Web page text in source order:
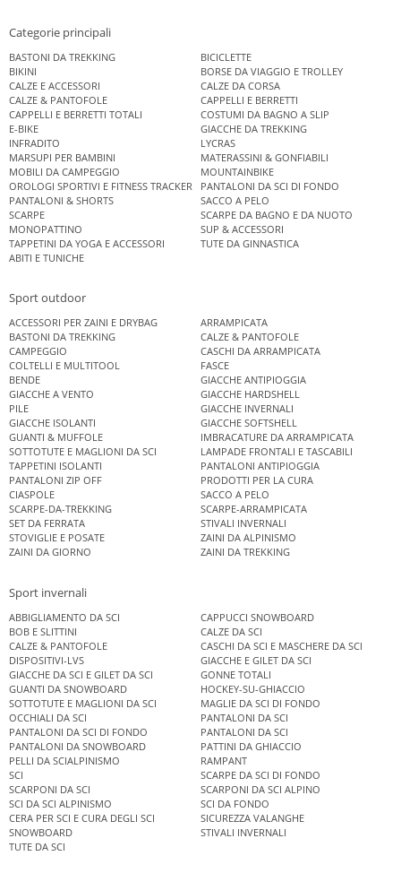
Categorie principali
BASTONI DA TREKKING
BICICLETTE
BIKINI
BORSE DA VIAGGIO E TROLLEY
CALZE E ACCESSORI
CALZE DA CORSA
CALZE & PANTOFOLE
CAPPELLI E BERRETTI
CAPPELLI E BERRETTI TOTALI
COSTUMI DA BAGNO A SLIP
E-BIKE
GIACCHE DA TREKKING
INFRADITO
LYCRAS
MARSUPI PER BAMBINI
MATERASSINI & GONFIABILI
MOBILI DA CAMPEGGIO
MOUNTAINBIKE
OROLOGI SPORTIVI E FITNESS TRACKER
PANTALONI DA SCI DI FONDO
PANTALONI & SHORTS
SACCO A PELO
SCARPE
SCARPE DA BAGNO E DA NUOTO
MONOPATTINO
SUP & ACCESSORI
TAPPETINI DA YOGA E ACCESSORI
TUTE DA GINNASTICA
ABITI E TUNICHE
Sport outdoor
ACCESSORI PER ZAINI E DRYBAG
ARRAMPICATA
BASTONI DA TREKKING
CALZE & PANTOFOLE
CAMPEGGIO
CASCHI DA ARRAMPICATA
COLTELLI E MULTITOOL
FASCE
BENDE
GIACCHE ANTIPIOGGIA
GIACCHE A VENTO
GIACCHE HARDSHELL
PILE
GIACCHE INVERNALI
GIACCHE ISOLANTI
GIACCHE SOFTSHELL
GUANTI & MUFFOLE
IMBRACATURE DA ARRAMPICATA
SOTTOTUTE E MAGLIONI DA SCI
LAMPADE FRONTALI E TASCABILI
TAPPETINI ISOLANTI
PANTALONI ANTIPIOGGIA
PANTALONI ZIP OFF
PRODOTTI PER LA CURA
CIASPOLE
SACCO A PELO
SCARPE-DA-TREKKING
SCARPE-ARRAMPICATA
SET DA FERRATA
STIVALI INVERNALI
STOVIGLIE E POSATE
ZAINI DA ALPINISMO
ZAINI DA GIORNO
ZAINI DA TREKKING
Sport invernali
ABBIGLIAMENTO DA SCI
CAPPUCCI SNOWBOARD
BOB E SLITTINI
CALZE DA SCI
CALZE & PANTOFOLE
CASCHI DA SCI E MASCHERE DA SCI
DISPOSITIVI-LVS
GIACCHE E GILET DA SCI
GIACCHE DA SCI E GILET DA SCI
GONNE TOTALI
GUANTI DA SNOWBOARD
HOCKEY-SU-GHIACCIO
SOTTOTUTE E MAGLIONI DA SCI
MAGLIE DA SCI DI FONDO
OCCHIALI DA SCI
PANTALONI DA SCI
PANTALONI DA SCI DI FONDO
PANTALONI DA SCI
PANTALONI DA SNOWBOARD
PATTINI DA GHIACCIO
PELLI DA SCIALPINISMO
RAMPANT
SCI
SCARPE DA SCI DI FONDO
SCARPONI DA SCI
SCARPONI DA SCI ALPINO
SCI DA SCI ALPINISMO
SCI DA FONDO
CERA PER SCI E CURA DEGLI SCI
SICUREZZA VALANGHE
SNOWBOARD
STIVALI INVERNALI
TUTE DA SCI